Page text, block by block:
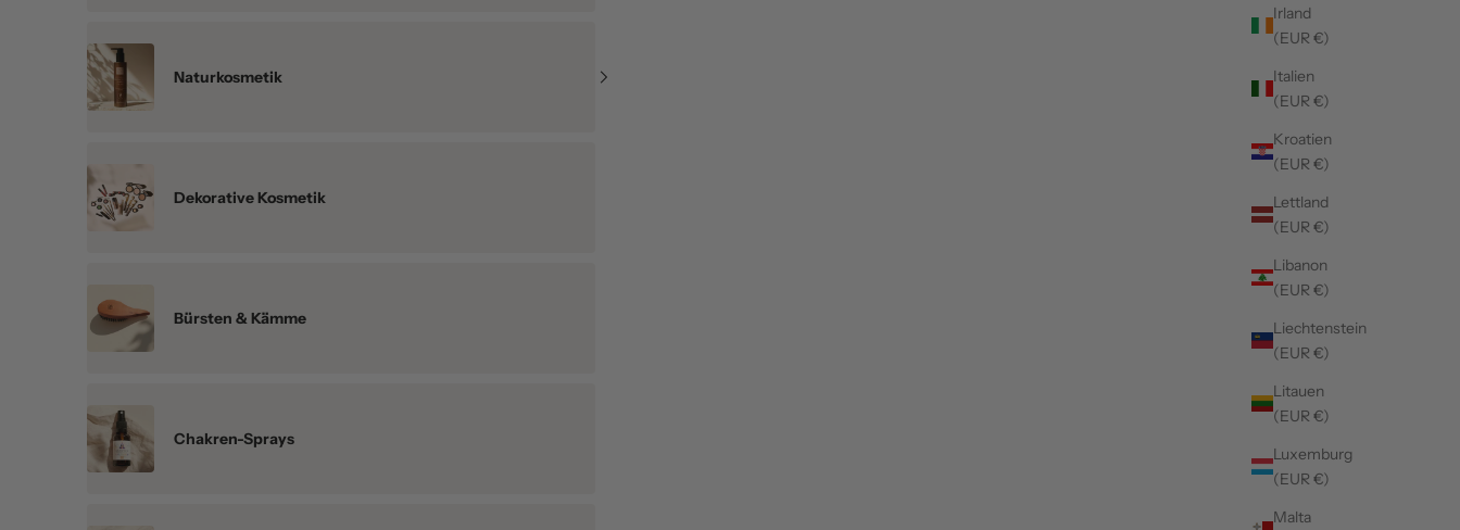
Irland
(EUR €)
Italien
(EUR €)
Kroatien
(EUR €)
Lettland
(EUR €)
Libanon
(EUR €)
Liechtenstein
(EUR €)
Litauen
(EUR €)
Luxemburg
(EUR €)
Malta
Naturkosmetik
Dekorative Kosmetik
Bürsten & Kämme
Chakren-Sprays